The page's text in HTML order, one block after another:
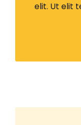
elit. Ut elit